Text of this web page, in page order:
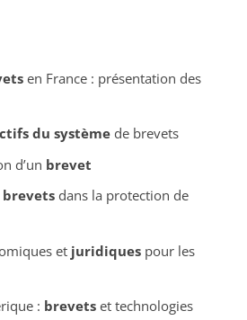
en France : présentation des
du systèmede brevets
d’un brevet
brevetsdans la protection de
et juridiquespour les
: brevetset technologies